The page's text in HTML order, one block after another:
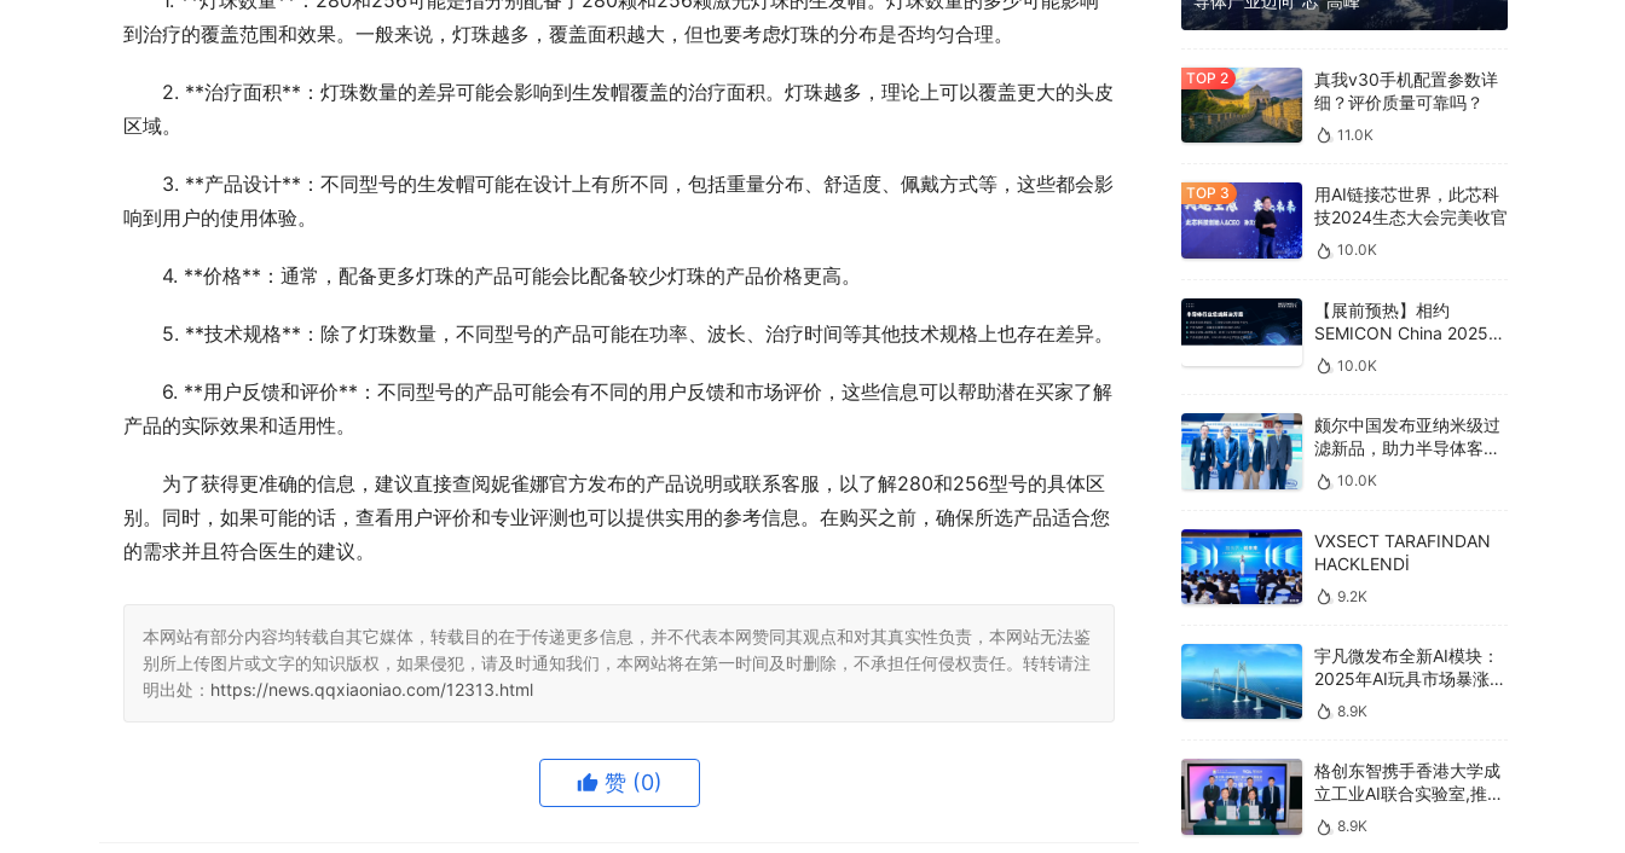
到治疗的覆盖范围和效果。一般来说，灯珠越多，覆盖面积越大，但也要考虑灯珠的分布是否均匀合理。
2. **治疗面积**：灯珠数量的差异可能会影响到生发帽覆盖的治疗面积。灯珠越多，理论上可以覆盖更大的头皮
区域。
3. **产品设计**：不同型号的生发帽可能在设计上有所不同，包括重量分布、舒适度、佩戴方式等，这些都会影
响到用户的使用体验。
4. **价格**：通常，配备更多灯珠的产品可能会比配备较少灯珠的产品价格更高。
5. **技术规格**：除了灯珠数量，不同型号的产品可能在功率、波长、治疗时间等其他技术规格上也存在差异。
6. **用户反馈和评价**：不同型号的产品可能会有不同的用户反馈和市场评价，这些信息可以帮助潜在买家了解
产品的实际效果和适用性。
为了获得更准确的信息，建议直接查阅妮雀娜官方发布的产品说明或联系客服，以了解280和256型号的具体区
别。同时，如果可能的话，查看用户评价和专业评测也可以提供实用的参考信息。在购买之前，确保所选产品适合您
的需求并且符合医生的建议。
本网站有部分内容均转载自其它媒体，转载目的在于传递更多信息，并不代表本网赞同其观点和对其真实性负责，本网站无法鉴
别所上传图片或文字的知识版权，如果侵犯，请及时通知我们，本网站将在第一时间及时删除，不承担任何侵权责任。转转请注
明出处： https://news.qqxiaoniao.com/12313.html
赞 (0)
真我v30手机配置参数详
细？评价质量可靠吗？
11.0K
用AI链接芯世界，此芯科
技2024生态大会完美收官
10.0K
【展前预热】相约
SEMICON China 2025，
德克威尔总线解决方案革
新助力半导体设备高效升
10.0K
颇尔中国发布亚纳米级过
滤新品，助力半导体客户
良率提升
10.0K
VXSECT TARAFINDAN
HACKLENDİ
9.2K
宇凡微发布全新AI模块：
2025年AI玩具市场暴涨
400亿，90%传统厂商的
生死战即将打响
8.9K
格创东智携手香港大学成
立工业AI联合实验室,推进
AMHS智能物料搬运调度
系统研发
8.9K